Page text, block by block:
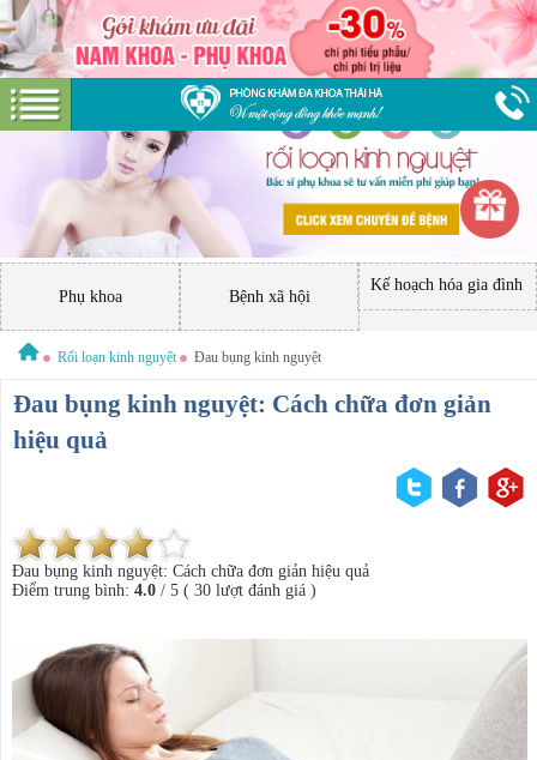
Phụ khoa Bệnh xã hội
Kế hoạch hóa gia đình
Rối loạn kinh nguyệt Đau bụng kinh nguyệt
Đau bụng kinh nguyệt: Cách chữa đơn giản
hiệu quả
Đau bụng kinh nguyệt: Cách chữa đơn giản hiệu quả
Điểm trung bình: 4.0/ 5( 30lượt đánh giá )